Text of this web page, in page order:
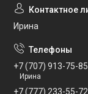
Ирина
+7 (707) 913-75-85
Ирина
+7 (777) 233-55-72